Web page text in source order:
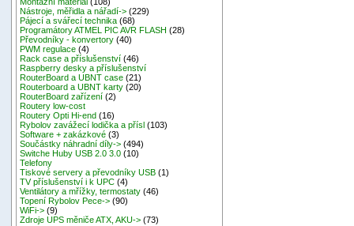
Nástroje, měřidla a nářadí-> (229)
Pájecí a svářecí technika (68)
Programátory ATMEL PIC AVR FLASH (28)
Převodníky - konvertory (40)
PWM regulace (4)
Rack case a příslušenství (46)
Raspberry desky a příslušenství
RouterBoard a UBNT case (21)
Routerboard a UBNT karty (20)
RouterBoard zařízení (2)
Routery low-cost
Routery Opti Hi-end (16)
Rybolov zavážecí lodička a přísl (103)
Software + zakázkové (3)
Součástky náhradní díly-> (494)
Switche Huby USB 2.0 3.0 (10)
Telefony
Tiskové servery a převodníky USB (1)
TV příslušenství i k UPC (4)
Ventilátory a mřížky, termostaty (46)
Topení Rybolov Pece-> (90)
WiFi-> (9)
Zdroje UPS měniče ATX, AKU-> (73)